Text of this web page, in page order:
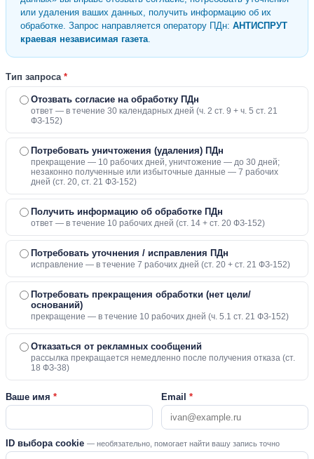
или удаления ваших данных, получить информацию об их
обработке. Запрос направляется оператору ПДн: АНТИСПРУТ
краевая независимая газета.
Тип запроса *
Отозвать согласие на обработку ПДн
ответ — в течение 30 календарных дней (ч. 2 ст. 9 + ч. 5 ст. 21
ФЗ-152)
Потребовать уничтожения (удаления) ПДн
прекращение — 10 рабочих дней, уничтожение — до 30 дней;
незаконно полученные или избыточные данные — 7 рабочих
дней (ст. 20, ст. 21 ФЗ-152)
Получить информацию об обработке ПДн
ответ — в течение 10 рабочих дней (ст. 14 + ст. 20 ФЗ-152)
Потребовать уточнения / исправления ПДн
исправление — в течение 7 рабочих дней (ст. 20 + ст. 21 ФЗ-152)
Потребовать прекращения обработки (нет цели/
оснований)
прекращение — в течение 10 рабочих дней (ч. 5.1 ст. 21 ФЗ-152)
Отказаться от рекламных сообщений
рассылка прекращается немедленно после получения отказа (ст.
18 ФЗ-38)
Ваше имя * Email *
ID выбора cookie — необязательно, помогает найти вашу запись точно